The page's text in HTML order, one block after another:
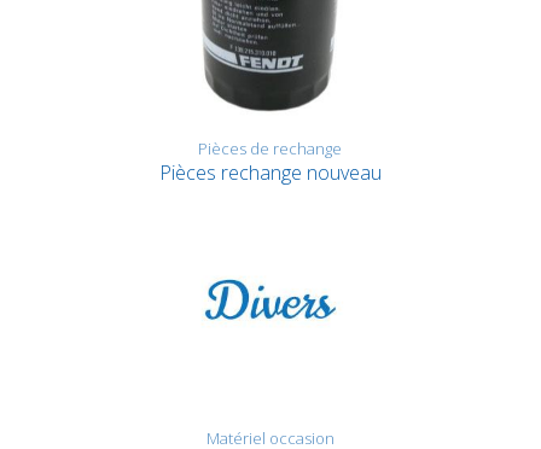
Pièces de rechange
Pièces rechange nouveau
Matériel occasion